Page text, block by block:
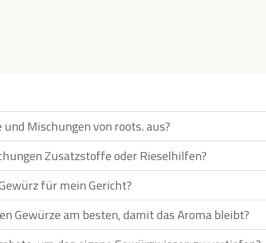
Mischungen von roots. aus?
Zusatzstoffe oder Rieselhilfen?
für mein Gericht?
Gewürze am besten, damit das Aroma bleibt?